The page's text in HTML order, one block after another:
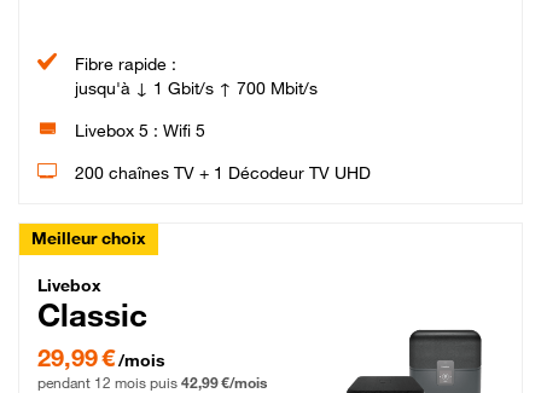
Fibre rapide :
jusqu'à ↓ 1 Gbit/s ↑ 700 Mbit/s
Livebox 5 : Wifi 5
200 chaînes TV + 1 Décodeur TV UHD
Meilleur choix
Livebox Classic Fibre
Livebox
Classic
29,99 € par mois pendant 12 mois puis 42,99 € par mois, Engagement 12 mois
29,99 €/mois
pendant 12 mois puis 42,99 €/mois